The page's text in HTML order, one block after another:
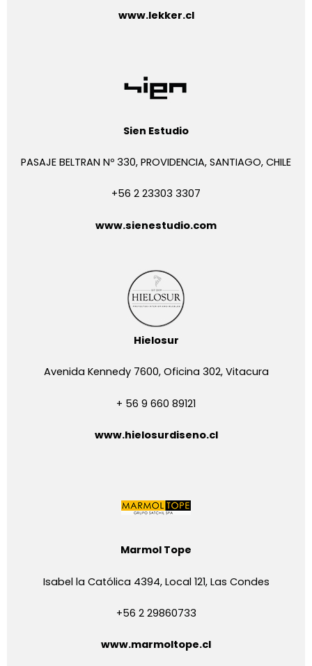
www.lekker.cl
Sien Estudio
PASAJE BELTRAN Nº 330, PROVIDENCIA, SANTIAGO, CHILE
+56 2 23303 3307
www.sienestudio.com
Hielosur
Avenida Kennedy 7600, Oficina 302, Vitacura
+ 56 9 660 89121
www.hielosurdiseno.cl
Marmol Tope
Isabel la Católica 4394, Local 121, Las Condes
+56 2 29860733
www.marmoltope.cl